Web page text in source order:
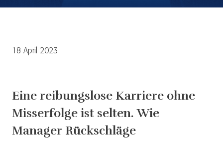
18 April 2023
Eine reibungslose Karriere ohne
Misserfolge ist selten. Wie
Manager Rückschläge